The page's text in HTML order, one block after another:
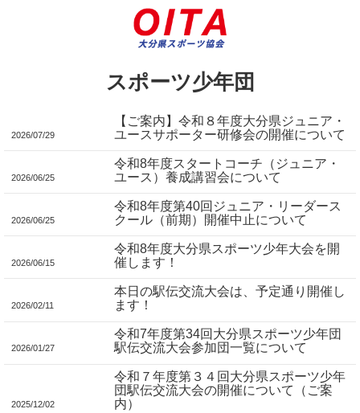
スポーツ少年団
【ご案内】令和８年度大分県ジュニア・
ユースサポーター研修会の開催について
2026/07/29
令和8年度スタートコーチ（ジュニア・
ユース）養成講習会について
2026/06/25
令和8年度第40回ジュニア・リーダース
クール（前期）開催中止について
2026/06/25
令和8年度大分県スポーツ少年大会を開
催します！
2026/06/15
本日の駅伝交流大会は、予定通り開催し
ます！
2026/02/11
令和7年度第34回大分県スポーツ少年団
駅伝交流大会参加団一覧について
2026/01/27
令和７年度第３４回大分県スポーツ少年
団駅伝交流大会の開催について（ご案
内）
2025/12/02